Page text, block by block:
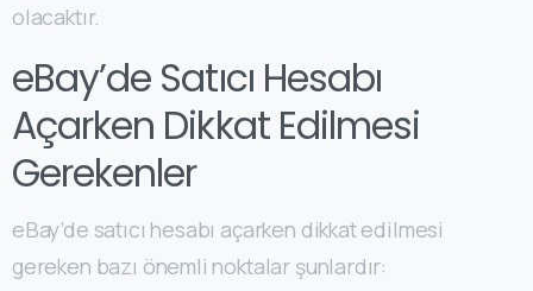
olacaktır.
eBay’de Satıcı Hesabı
Açarken Dikkat Edilmesi
Gerekenler
eBay’de satıcı hesabı açarken dikkat edilmesi
gereken bazı önemli noktalar şunlardır: